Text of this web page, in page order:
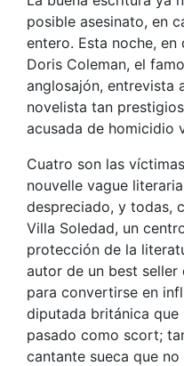
posible asesinato, en
entero. Esta noche,
Doris Coleman, el
anglosajón, entrevista
novelista tan
acusada de homicidio
Cuatro son las
nouvelle vague
despreciado, y todas,
Villa Soledad, un
protección de la
autor de un best seller
para convertirse en
diputada británica que
pasado como scort;
cantante sueca que